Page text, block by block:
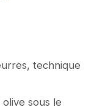
,technique
sous le